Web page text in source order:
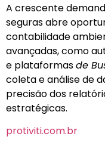
A crescente
seguras abre
contabilidade
avançadas, como
e plataformasde
coleta e análise de
precisão dos
estratégicas.
protiviti.com.br